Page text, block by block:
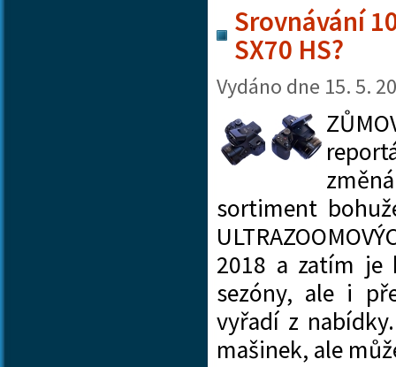
Srovnávání
SX70 HS?
Vydáno dne 15. 5.
sortiment
2018 a zatím
sezóny, ale i
vyřadí z
mašinek, ale